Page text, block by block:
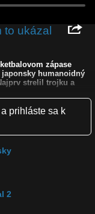
ukázal
zápase
humanoidný
strelil trojku a
palubovka, kôš,
lopta, mieriť,
prihláste sa k
2